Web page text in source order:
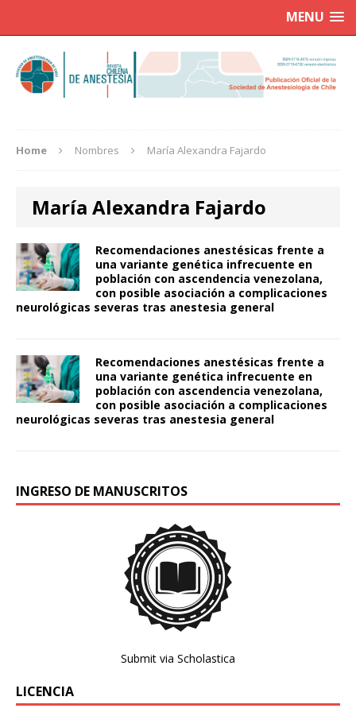
MENU
Home Nombres María Alexandra Fajardo
María Alexandra Fajardo
Recomendaciones anestésicas frente a
una variante genética infrecuente en
población con ascendencia venezolana,
con posible asociación a complicaciones
neurológicas severas tras anestesia general
Recomendaciones anestésicas frente a
una variante genética infrecuente en
población con ascendencia venezolana,
con posible asociación a complicaciones
neurológicas severas tras anestesia general
INGRESO DE MANUSCRITOS
Submit via Scholastica
LICENCIA